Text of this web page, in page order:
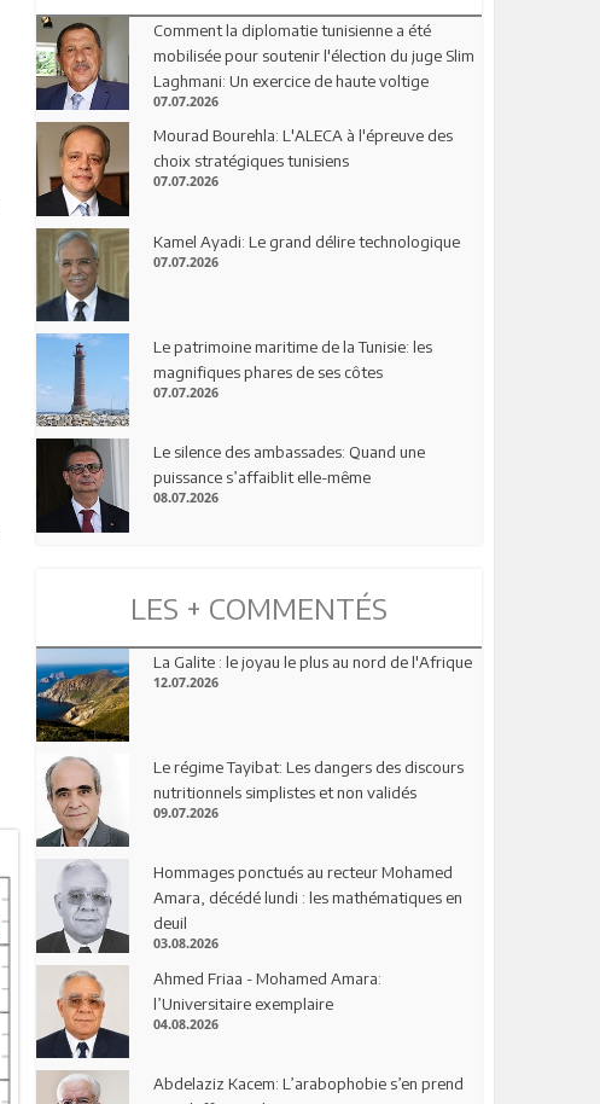
Comment la diplomatie tunisienne a été
mobilisée pour soutenir l'élection du juge Slim
Laghmani: Un exercice de haute voltige
07.07.2026
Mourad Bourehla: L'ALECA à l'épreuve des
choix stratégiques tunisiens
07.07.2026
Kamel Ayadi: Le grand délire technologique
07.07.2026
Le patrimoine maritime de la Tunisie: les
magnifiques phares de ses côtes
07.07.2026
Le silence des ambassades: Quand une
puissance s’affaiblit elle-même
08.07.2026
LES + COMMENTÉS
La Galite : le joyau le plus au nord de l'Afrique
12.07.2026
Le régime Tayibat: Les dangers des discours
nutritionnels simplistes et non validés
09.07.2026
Hommages ponctués au recteur Mohamed
Amara, décédé lundi : les mathématiques en
deuil
03.08.2026
Ahmed Friaa - Mohamed Amara:
l’Universitaire exemplaire
04.08.2026
Abdelaziz Kacem: L’arabophobie s’en prend